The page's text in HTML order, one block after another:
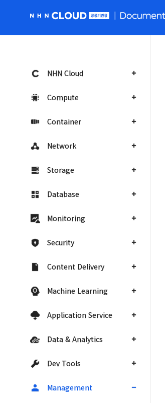
NHN Cloud
Compute
Container
Network
Storage
Database
Monitoring
Security
Content Delivery
Machine Learning
Application Service
Data & Analytics
Dev Tools
Management